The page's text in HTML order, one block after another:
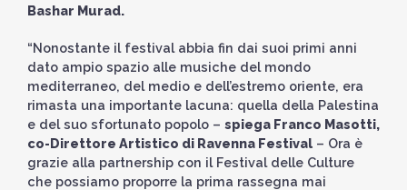
Bashar Murad.
“Nonostante il festival abbia fin dai suoi primi anni
dato ampio spazio alle musiche del mondo
mediterraneo, del medio e dell’estremo oriente, era
rimasta una importante lacuna: quella della Palestina
e del suo sfortunato popolo – spiega Franco Masotti,
co-Direttore Artistico di Ravenna Festival – Ora è
grazie alla partnership con il Festival delle Culture
che possiamo proporre la prima rassegna mai